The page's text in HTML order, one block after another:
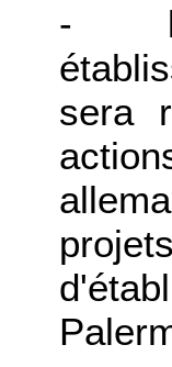
- la
sera